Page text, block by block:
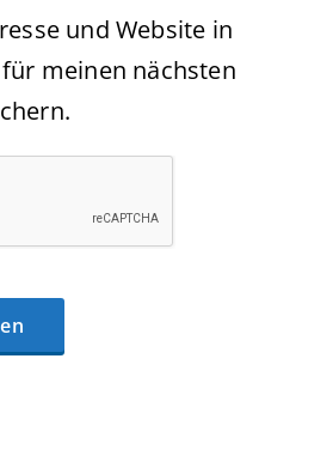
und Website in
meinen nächsten